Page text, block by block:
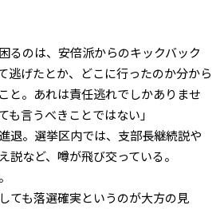
るのは、安倍派からのキックバック
逃げたとか、どこに行ったのか分から
と。あれは責任逃れでしかありませ
も言うべきことではない」
退。選挙区内では、支部長継続説や
説など、噂が飛び交っている。
ても落選確実というのが大方の見